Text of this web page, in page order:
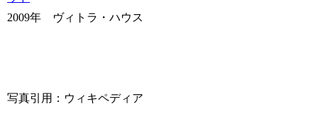
2009年 ヴィトラ・ハウス
写真引用：ウィキペディア